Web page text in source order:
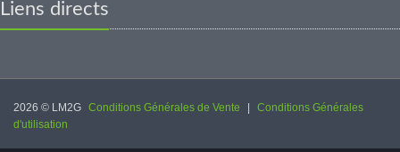
Liens directs
2026 © LM2G Conditions Générales de Vente
Conditions Générales
d'utilisation